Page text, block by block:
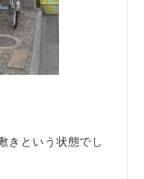
きという状態でし